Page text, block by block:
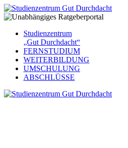
Studienzentrum
„Gut Durchdacht“
FERNSTUDIUM
WEITERBILDUNG
UMSCHULUNG
ABSCHLÜSSE